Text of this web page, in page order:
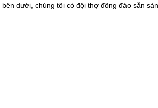
dưới, chúng tôi có đội thợ đông đảo sẵn